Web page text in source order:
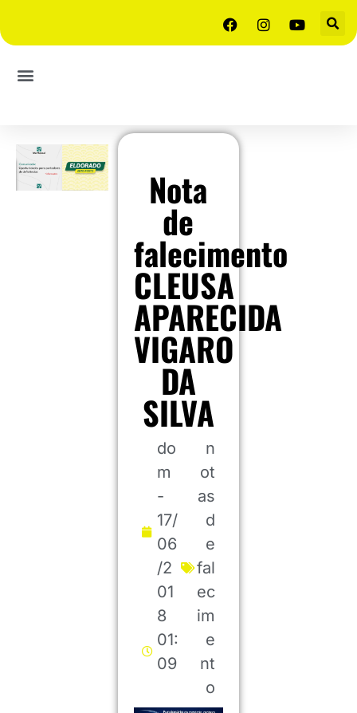
Nota
de
falecimento
CLEUSA
APARECIDA
VIGARO
DA
SILVA
do
m
-
17/
06
/2
01
8
01:
09
n
ot
as
d
e
fal
ec
im
e
nt
o